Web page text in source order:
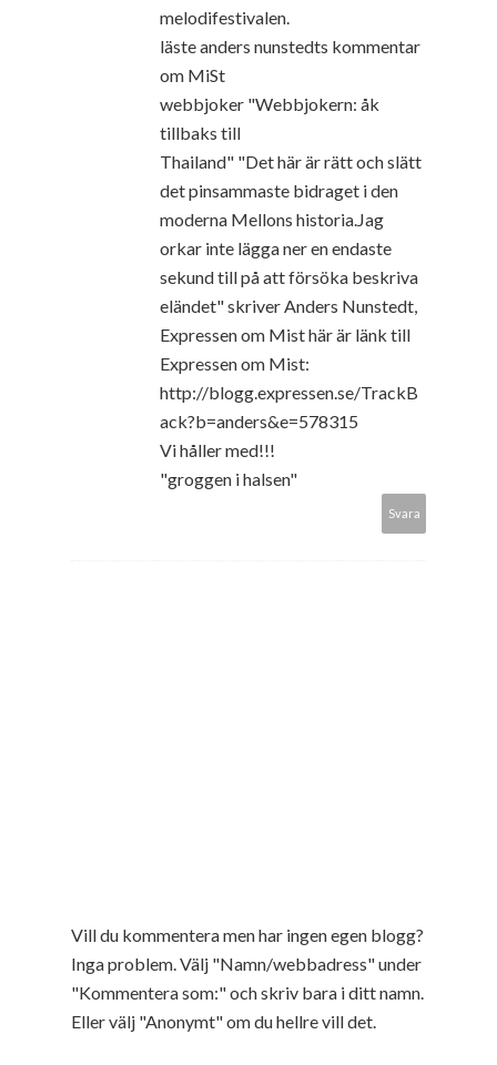
melodifestivalen.
läste anders nunstedts kommentar
om MiSt
webbjoker "Webbjokern: åk
tillbaks till
Thailand" "Det här är rätt och slätt
det pinsammaste bidraget i den
moderna Mellons historia.Jag
orkar inte lägga ner en endaste
sekund till på att försöka beskriva
eländet" skriver Anders Nunstedt,
Expressen om Mist här är länk till
Expressen om Mist:
http://blogg.expressen.se/TrackB
ack?b=anders&e=578315
Vi håller med!!!
"groggen i halsen"
Svara
Vill du kommentera men har ingen egen blogg?
Inga problem. Välj "Namn/webbadress" under
"Kommentera som:" och skriv bara i ditt namn.
Eller välj "Anonymt" om du hellre vill det.